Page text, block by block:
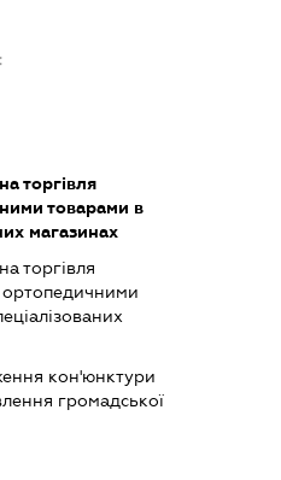
торгівля
товарами в
магазинах
торгівля
кон'юнктури
громадської